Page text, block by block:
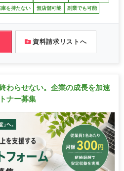
庫を持たない 無店舗可能 副業でも可能
資料請求リストへ
わらせない。企業の成長を加速
ナー募集